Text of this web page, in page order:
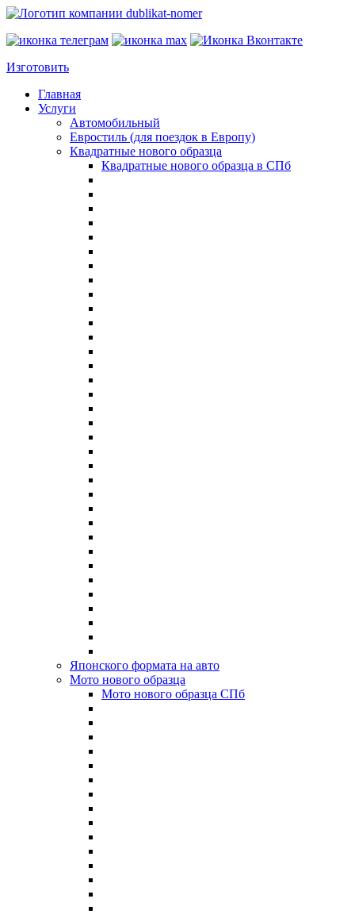
Изготовить
Главная
Услуги
Автомобильный
Евростиль (для поездок в Европу)
Квадратные нового образца
Квадратные нового образца в СПб
Японского формата на авто
Мото нового образца
Мото нового образца СПб